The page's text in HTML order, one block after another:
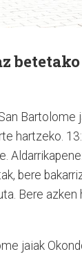
Bartolome
hartzeko.
bere
Bere
jaiak